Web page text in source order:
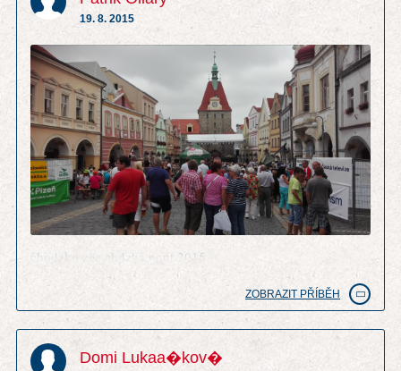
19. 8. 2015
chodzko zije chdzka pout 2015
ZOBRAZIT PŘÍBĚH
Domi Lukaa�kov�